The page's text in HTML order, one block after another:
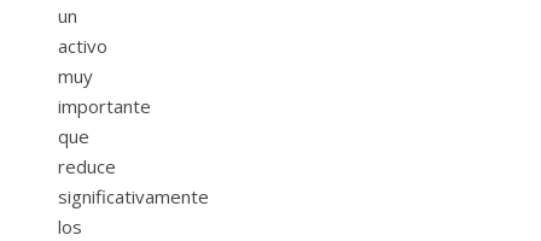
un
activo
muy
importante
que
reduce
significativamente
los